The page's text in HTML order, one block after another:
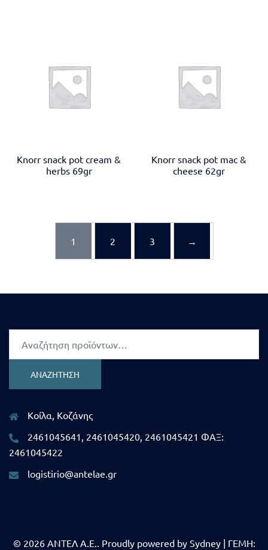
Knorr snack pot cream &
herbs 69gr
Knorr snack pot mac &
cheese 62gr
1 2 3 →
για:
ΑΝΑΖΉΤΗΣΗ
Κοίλα, Κοζάνης
2461045641, 2461045420, 2461045421 ΦΑΞ:
2461045422
logistirio@antelae.gr
© 2026 ΑΝΤΕΛ Α.Ε.. Proudly powered by Sydney| ΓΕΜΗ: